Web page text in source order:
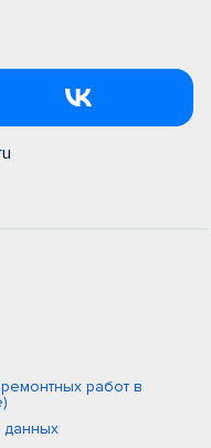
работ в
данных